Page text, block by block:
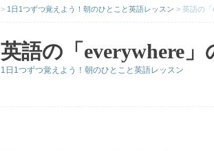
> 1日1つずつ覚えよう！朝のひとこと英語レッスン > 英語の
英語の「everywhere」
1日1つずつ覚えよう！朝のひとこと英語レッスン